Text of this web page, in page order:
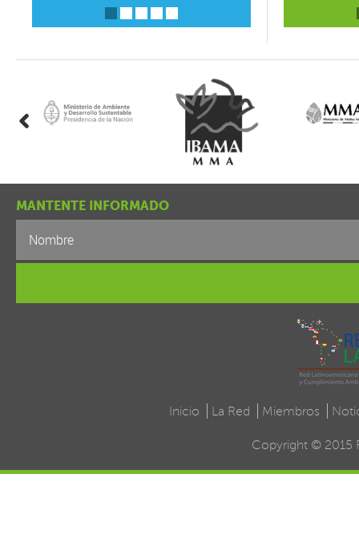
UN ENCUENTRO BILATERAL
Subsecretaría de Ambiente de la
participó de la XVIII reunión de la
subcomisión ambiental Argentina
Argentina, 24 de
subsecretaria de
Información,
adelante el acto
aquí
i
MANTENTE INFORMADO
Inicio La Red Miembros
Copyright © 2015